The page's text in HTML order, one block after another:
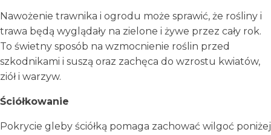
Nawożenie trawnika i ogrodu może sprawić, że rośliny i
trawa będą wyglądały na zielone i żywe przez cały rok.
To świetny sposób na wzmocnienie roślin przed
szkodnikami i suszą oraz zachęca do wzrostu kwiatów,
ziół i warzyw.
Ściółkowanie
Pokrycie gleby ściółką pomaga zachować wilgoć poniżej